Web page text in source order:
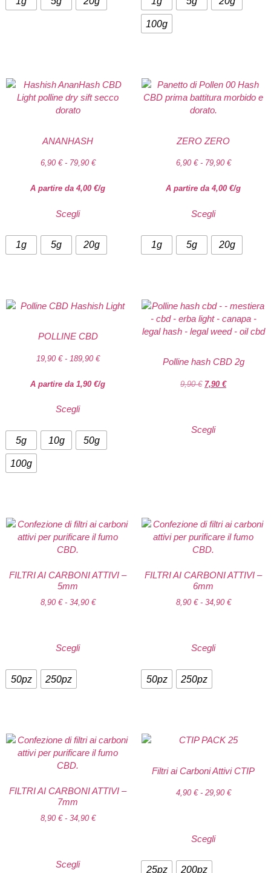
100g
ANANHASH
6,90 € - 79,90 €
A partire da 4,00 €/g
Scegli
1g 5g 20g
ZERO ZERO
6,90 € - 79,90 €
A partire da 4,00 €/g
Scegli
1g 5g 20g
POLLINE CBD
19,90 € - 189,90 €
A partire da 1,90 €/g
Scegli
5g 10g 50g
100g
Polline hash CBD 2g
9,90€ 7,90 €
Scegli
FILTRI AI CARBONI ATTIVI –
5mm
8,90 € - 34,90 €
Scegli
50pz 250pz
FILTRI AI CARBONI ATTIVI –
6mm
8,90 € - 34,90 €
Scegli
50pz 250pz
FILTRI AI CARBONI ATTIVI –
7mm
8,90 € - 34,90 €
Scegli
Filtri ai Carboni Attivi CTIP
4,90 € - 29,90 €
Scegli
25pz 200pz